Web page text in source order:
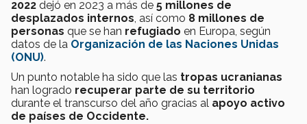
2022 dejó en 2023 a más de 5 millones de
desplazados internos, así como 8 millones de
personas que se han refugiado en Europa, según
datos de la Organización de las Naciones Unidas
(ONU).
Un punto notable ha sido que las tropas ucranianas
han logrado recuperar parte de su territorio
durante el transcurso del año gracias al apoyo activo
de países de Occidente.